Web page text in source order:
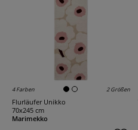
4 Farben 2 Größen
Flurläufer Unikko
70x245 cm
Marimekko